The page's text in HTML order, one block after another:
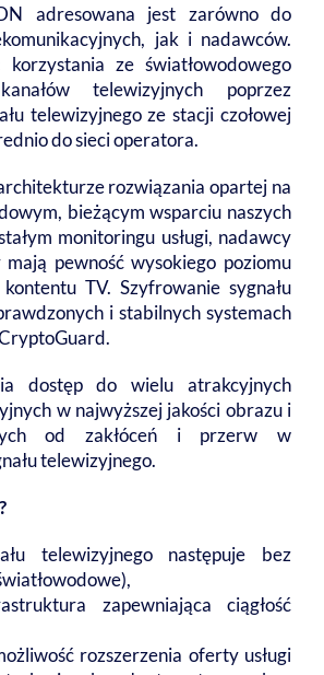
adresowana jest zarówno do
jak i nadawców.
korzystania ze światłowodowego
telewizyjnych poprzez
telewizyjnego ze stacji czołowej
do sieci operatora.
rozwiązania opartej na
bieżącym wsparciu naszych
monitoringu usługi, nadawcy
pewność wysokiego poziomu
TV. Szyfrowanie sygnału
i stabilnych systemach
dostęp do wielu atrakcyjnych
w najwyższej jakości obrazu i
od zakłóceń i przerw w
telewizyjnego.
telewizyjnego następuje bez
zapewniająca ciągłość
rozszerzenia oferty usługi